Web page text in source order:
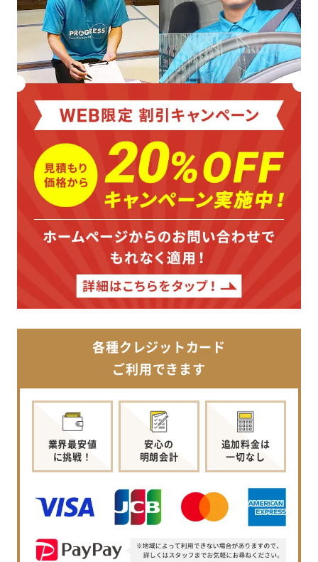
各種クレジットカード
ご利用できます
業界最安値
に挑戦！
安心の
明朗会計
追加料金は
一切なし